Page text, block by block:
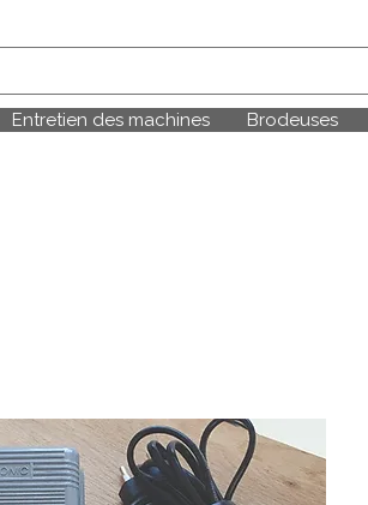
Entretien des machines Brodeuses